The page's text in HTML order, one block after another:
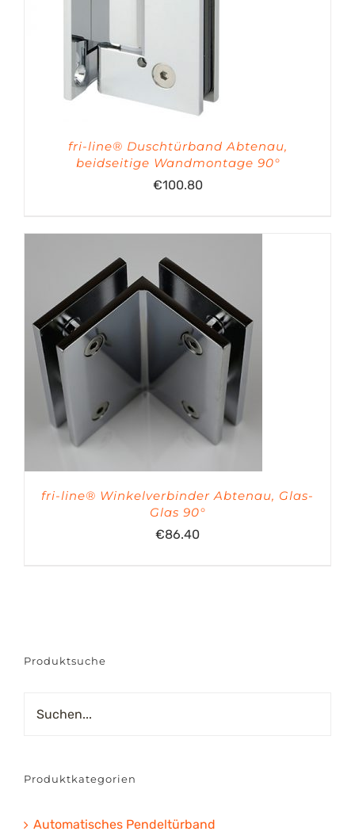
fri-line® Duschtürband Abtenau,
beidseitige Wandmontage 90°
€100.80
fri-line® Winkelverbinder Abtenau, Glas-
Glas 90°
€86.40
Produktsuche
Produktkategorien
Automatisches Pendeltürband